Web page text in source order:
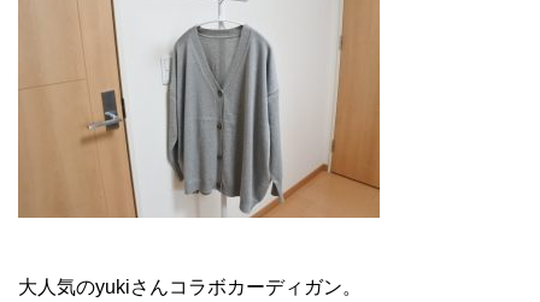
大人気のyukiさんコラボカーディガン。